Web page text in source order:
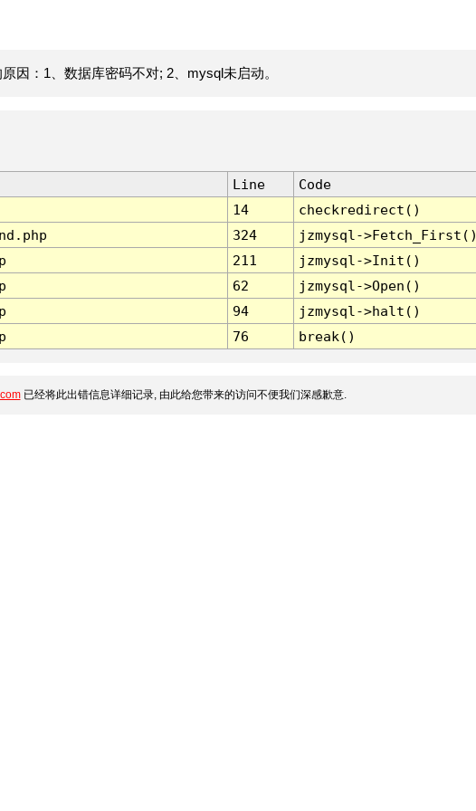
因：1、数据库密码不对; 2、mysql未启动。
Line
Code
14
checkredirect()
324
jzmysql-
211
jzmysql->Init()
62
jzmysql->Open()
94
jzmysql->halt()
76 break()
已经将此出错信息详细记录, 由此给您带来的访问不便我们深感歉意.